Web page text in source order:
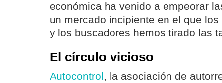
económica ha venido a empeorar
un mercado incipiente en el que
y los buscadores hemos tirado las
El círculo vicioso
Autocontrol, la asociación de